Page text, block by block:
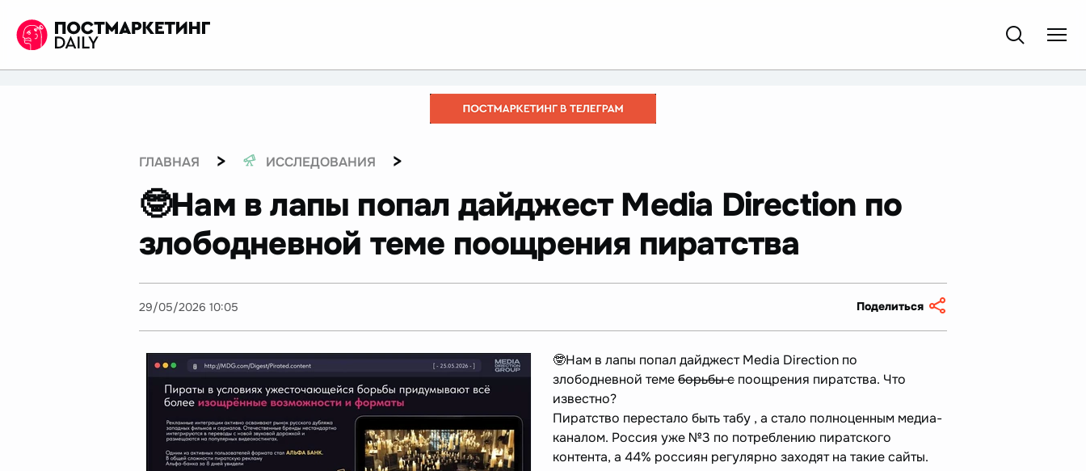
ГЛАВНАЯ > ИССЛЕДОВАНИЯ >
🤓Нам в лапы попал дайджест Media Direction по
злободневной теме поощрения пиратства
29/05/2026 10:05 Поделиться
🤓Нам в лапы попал дайджест Media Direction по
злободневной темеборьбы с поощрения пиратства. Что
известно?
Пиратство перестало быть табу , а стало полноценным медиа-
каналом. Россия уже №3 по потреблению пиратского
контента, а 44% россиян регулярно заходят на такие сайты.